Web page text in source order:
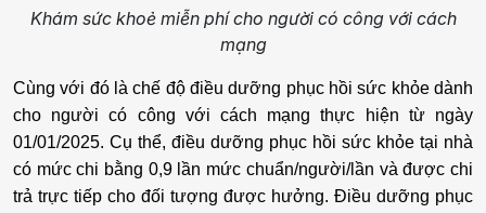
Khám sức khoẻ miễn phí cho người có công với cách
mạng
Cùng với đó là chế độ điều dưỡng phục hồi sức khỏe dành
cho người có công với cách mạng thực hiện từ ngày
01/01/2025. Cụ thể, điều dưỡng phục hồi sức khỏe tại nhà
có mức chi bằng 0,9 lần mức chuẩn/người/lần và được chi
trả trực tiếp cho đối tượng được hưởng. Điều dưỡng phục